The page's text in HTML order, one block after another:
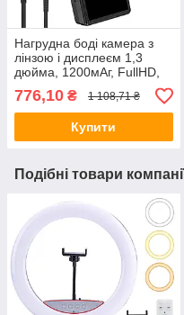
Нагрудна боді камера з
лінзою і дисплеєм 1,3
дюйма, 1200мАг, FullHD,
L9 / Міні відеокамера на
груди
776,10 ₴ 1 108,71 ₴
Купити
Подібні товари